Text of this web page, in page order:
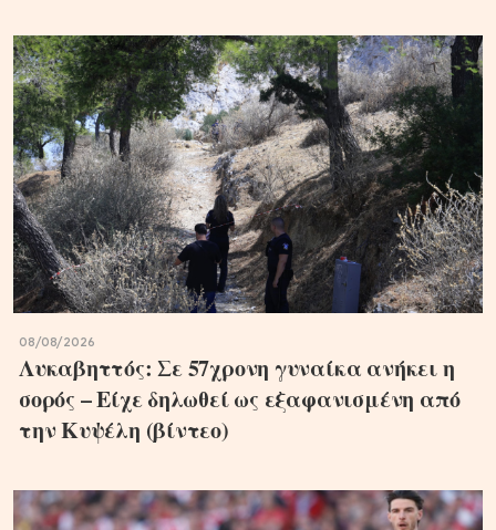
08/08/2026
Λυκαβηττός: Σε 57χρονη γυναίκα ανήκει η
σορός – Είχε δηλωθεί ως εξαφανισμένη από
την Κυψέλη (βίντεο)